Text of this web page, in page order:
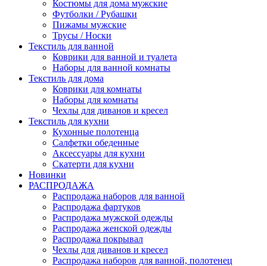
Костюмы для дома мужские
Футболки / Рубашки
Пижамы мужские
Трусы / Носки
Текстиль для ванной
Коврики для ванной и туалета
Наборы для ванной комнаты
Текстиль для дома
Коврики для комнаты
Наборы для комнаты
Чехлы для диванов и кресел
Текстиль для кухни
Кухонные полотенца
Салфетки обеденные
Аксессуары для кухни
Скатерти для кухни
Новинки
РАСПРОДАЖА
Распродажа наборов для ванной
Распродажа фартуков
Распродажа мужской одежды
Распродажа женской одежды
Распродажа покрывал
Чехлы для диванов и кресел
Распродажа наборов для ванной, полотенец